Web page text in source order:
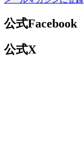
公式Facebook
公式X